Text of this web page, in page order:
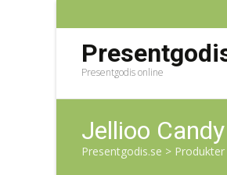
Presentgodis online
Jellioo
Presentgodis.se > Produkter